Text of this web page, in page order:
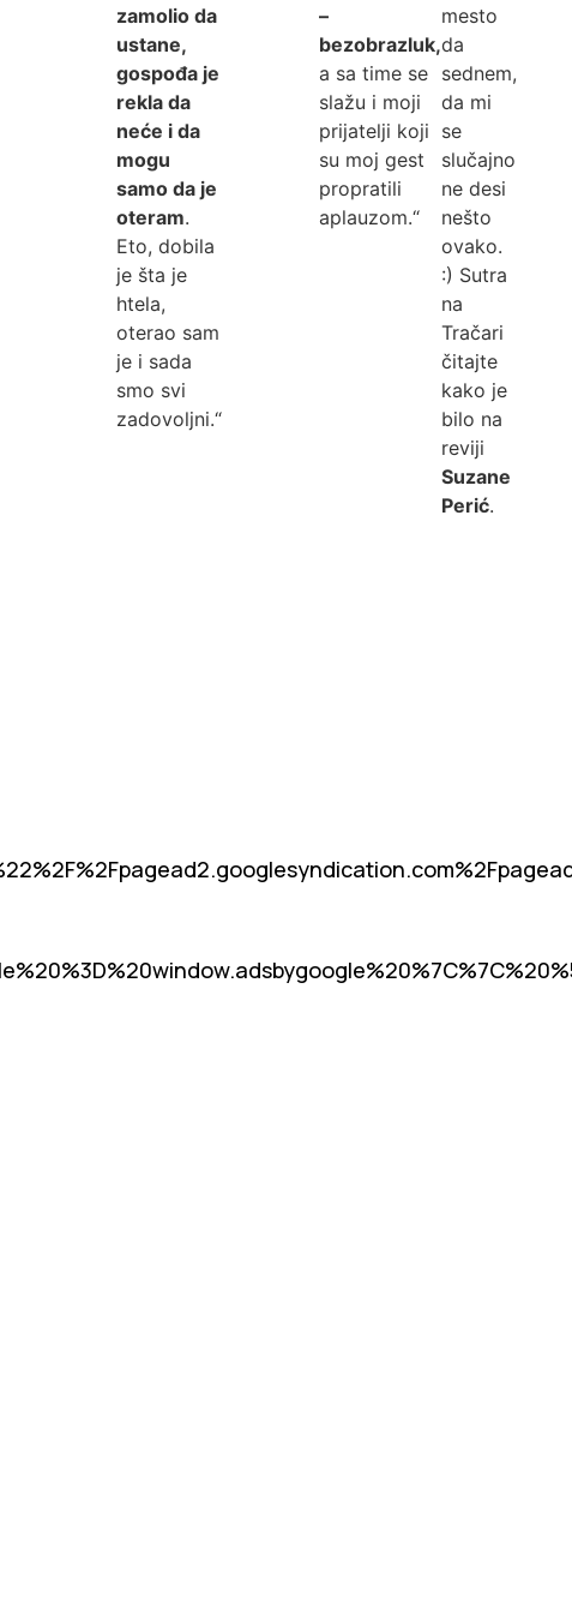
zamolio da
ustane,
gospođa je
rekla da
neće i da
mogu
samo da je
oteram.
Eto, dobila
je šta je
htela,
oterao sam
je i sada
smo svi
zadovoljni.“
–
bezobrazluk,
a sa time se
slažu i moji
prijatelji koji
su moj gest
propratili
aplauzom.“
mesto
da
sednem,
da mi
se
slučajno
ne desi
nešto
ovako.
:) Sutra
na
Tračari
čitajte
kako je
bilo na
reviji
Suzane
Perić.